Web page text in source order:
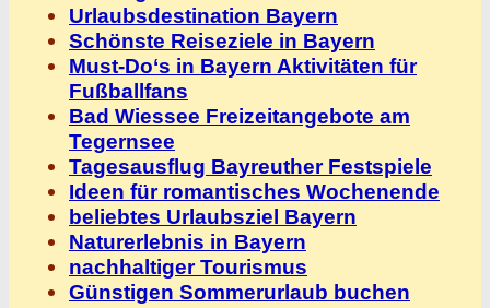
Urlaubsdestination Bayern
Schönste Reiseziele in Bayern
Must-Do‘s in Bayern Aktivitäten für
Fußballfans
Bad Wiessee Freizeitangebote am
Tegernsee
Tagesausflug Bayreuther Festspiele
Ideen für romantisches Wochenende
beliebtes Urlaubsziel Bayern
Naturerlebnis in Bayern
nachhaltiger Tourismus
Günstigen Sommerurlaub buchen